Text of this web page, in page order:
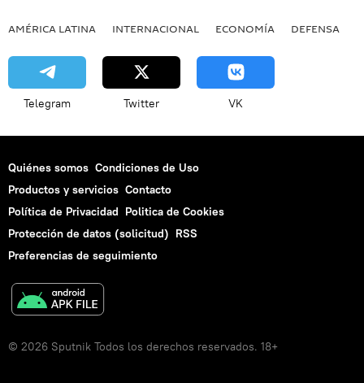
AMÉRICA LATINA INTERNACIONAL ECONOMÍA DEFENSA
Telegram Twitter VK
Quiénes somos Condiciones de Uso
Productos y servicios Contacto
Política de Privacidad Politica de Cookies
Protección de datos (solicitud) RSS
Preferencias de seguimiento
© 2026 Sputnik Todos los derechos reservados. 18+